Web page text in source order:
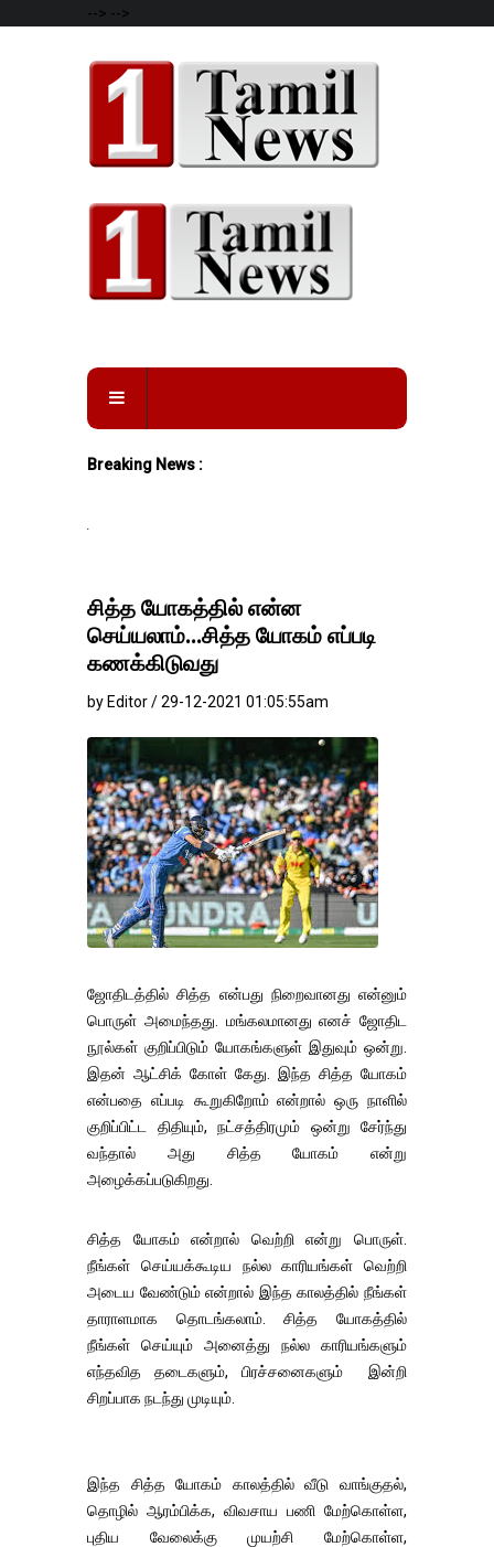
--> -->
Breaking News :
சித்த யோகத்தில் என்ன
செய்யலாம்...சித்த யோகம் எப்படி
கணக்கிடுவது
by Editor / 29-12-2021 01:05:55am
ஜோதிடத்தில் சித்த என்பது நிறைவானது என்னும்
பொருள் அமைந்தது. மங்கலமானது எனச் ஜோதிட
நூல்கள் குறிப்பிடும் யோகங்களுள் இதுவும் ஒன்று.
இதன் ஆட்சிக் கோள் கேது. இந்த சித்த யோகம்
என்பதை எப்படி கூறுகிறோம் என்றால் ஒரு நாளில்
குறிப்பிட்ட திதியும், நட்சத்திரமும் ஒன்று சேர்ந்து
வந்தால் அது சித்த யோகம் என்று
அழைக்கப்படுகிறது.
சித்த யோகம் என்றால் வெற்றி என்று பொருள்.
நீங்கள் செய்யக்கூடிய நல்ல காரியங்கள் வெற்றி
அடைய வேண்டும் என்றால் இந்த காலத்தில் நீங்கள்
தாராளமாக தொடங்கலாம். சித்த யோகத்தில்
நீங்கள் செய்யும் அனைத்து நல்ல காரியங்களும்
எந்தவித தடைகளும், பிரச்சனைகளும் இன்றி
சிறப்பாக நடந்து முடியும்.
இந்த சித்த யோகம் காலத்தில் வீடு வாங்குதல்,
தொழில் ஆரம்பிக்க, விவசாய பணி மேற்கொள்ள,
புதிய வேலைக்கு முயற்சி மேற்கொள்ள,